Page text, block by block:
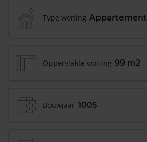
Type woning Appartement
Oppervlakte woning 99 m2
Bouwjaar 1005